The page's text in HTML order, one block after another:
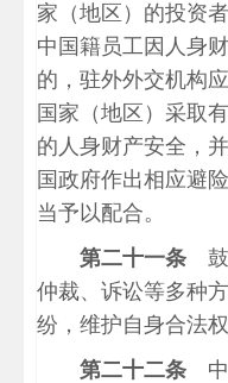
家（地区）的投资
中国籍员工因人身
的，驻外外交机构
国家（地区）采取
的人身财产安全，
国政府作出相应避
当予以配合。
第二十一条 鼓
仲裁、诉讼等多种
纷，维护自身合法权
第二十二条 中